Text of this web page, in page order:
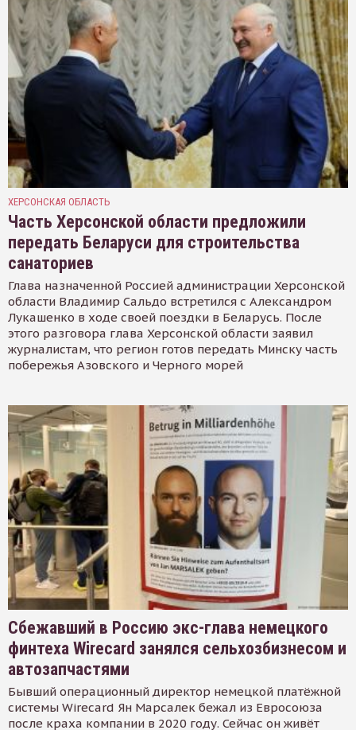
ХЕРСОНСКАЯ ОБЛАСТЬ
Часть Херсонской области предложили
передать Беларуси для строительства
санаториев
Глава назначенной Россией администрации Херсонской
области Владимир Сальдо встретился с Александром
Лукашенко в ходе своей поездки в Беларусь. После
этого разговора глава Херсонской области заявил
журналистам, что регион готов передать Минску часть
побережья Азовского и Черного морей
Сбежавший в Россию экс-глава немецкого
финтеха Wirecard занялся сельхозбизнесом и
автозапчастями
Бывший операционный директор немецкой платёжной
системы Wirecard Ян Марсалек бежал из Евросоюза
после краха компании в 2020 году. Сейчас он живёт